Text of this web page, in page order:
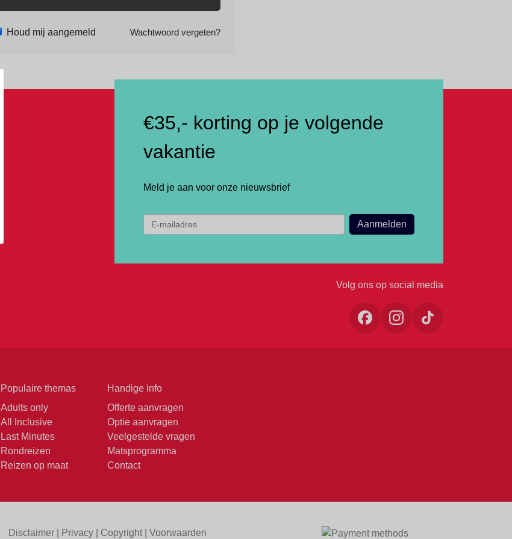
Houd mij aangemeld Wachtwoord vergeten?
€35,- korting op je volgende
vakantie
Meld je aan voor onze nieuwsbrief
Volg ons op social media
Populaire themas
Adults only
All Inclusive
Last Minutes
Rondreizen
Reizen op maat
Handige info
Offerte aanvragen
Optie aanvragen
Veelgestelde vragen
Matsprogramma
Contact
Disclaimer| Privacy| Copyright| Voorwaarden